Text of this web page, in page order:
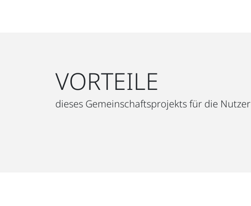
VORTEILE
dieses Gemeinschaftsprojekts für die Nutzer